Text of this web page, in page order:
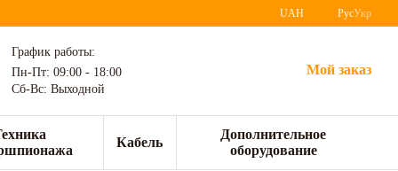
UAH РусУкр
График работы:
Пн-Пт: 09:00 - 18:00
Сб-Вс: Выходной
Мой заказ
Кабель
Дополнительное
оборудование